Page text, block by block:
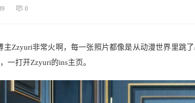
0
主Zzyuri非常火啊，每一张照片都像是从动漫世界里跳
一打开Zzyuri的ins主页。